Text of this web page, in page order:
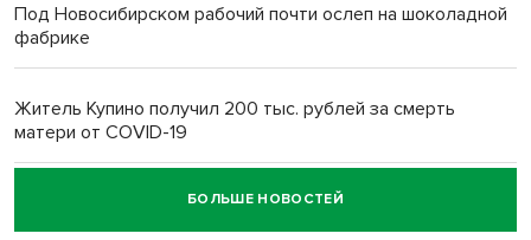
Под Новосибирском рабочий почти ослеп на шоколадной
фабрике
Житель Купино получил 200 тыс. рублей за смерть
матери от COVID-19
Новосибирский суд наказал водителя за смерть
пенсионерки на вокзале
БОЛЬШЕ НОВОСТЕЙ